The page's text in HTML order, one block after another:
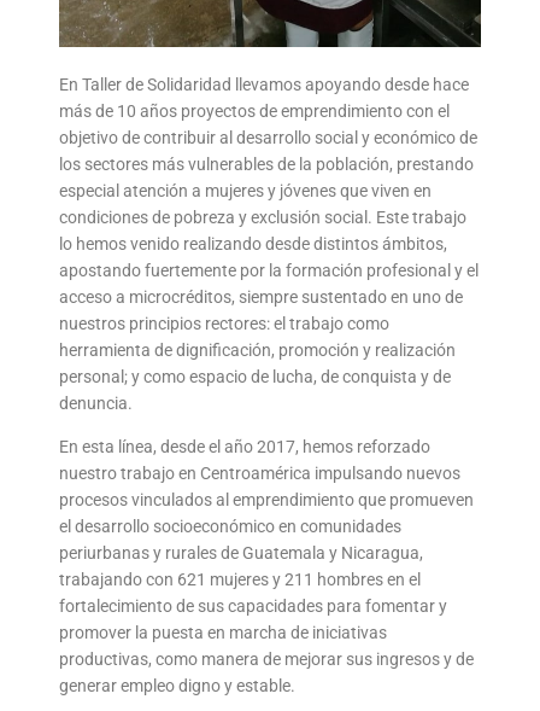
En Taller de Solidaridad llevamos apoyando desde hace
más de 10 años proyectos de emprendimiento con el
objetivo de contribuir al desarrollo social y económico de
los sectores más vulnerables de la población, prestando
especial atención a mujeres y jóvenes que viven en
condiciones de pobreza y exclusión social. Este trabajo
lo hemos venido realizando desde distintos ámbitos,
apostando fuertemente por la formación profesional y el
acceso a microcréditos, siempre sustentado en uno de
nuestros principios rectores: el trabajo como
herramienta de dignificación, promoción y realización
personal; y como espacio de lucha, de conquista y de
denuncia.
En esta línea, desde el año 2017, hemos reforzado
nuestro trabajo en Centroamérica impulsando nuevos
procesos vinculados al emprendimiento que promueven
el desarrollo socioeconómico en comunidades
periurbanas y rurales de Guatemala y Nicaragua,
trabajando con 621 mujeres y 211 hombres en el
fortalecimiento de sus capacidades para fomentar y
promover la puesta en marcha de iniciativas
productivas, como manera de mejorar sus ingresos y de
generar empleo digno y estable.